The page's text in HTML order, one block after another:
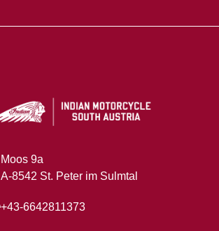
Moos 9a
A-8542 St. Peter im Sulmtal
+43-6642811373